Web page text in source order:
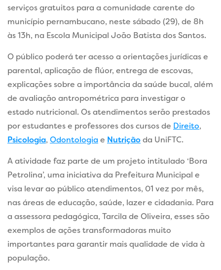
serviços gratuitos para a comunidade carente do
município pernambucano, neste sábado (29), de 8h
às 13h, na Escola Municipal João Batista dos Santos.
O público poderá ter acesso a orientações jurídicas e
parental, aplicação de flúor, entrega de escovas,
explicações sobre a importância da saúde bucal, além
de avaliação antropométrica para investigar o
estado nutricional. Os atendimentos serão prestados
por estudantes e professores dos cursos de Direito,
Psicologia, Odontologia e Nutriçãoda UniFTC.
A atividade faz parte de um projeto intitulado ‘Bora
Petrolina’, uma iniciativa da Prefeitura Municipal e
visa levar ao público atendimentos, 01 vez por mês,
nas áreas de educação, saúde, lazer e cidadania. Para
a assessora pedagógica, Tarcila de Oliveira, esses são
exemplos de ações transformadoras muito
importantes para garantir mais qualidade de vida à
população.